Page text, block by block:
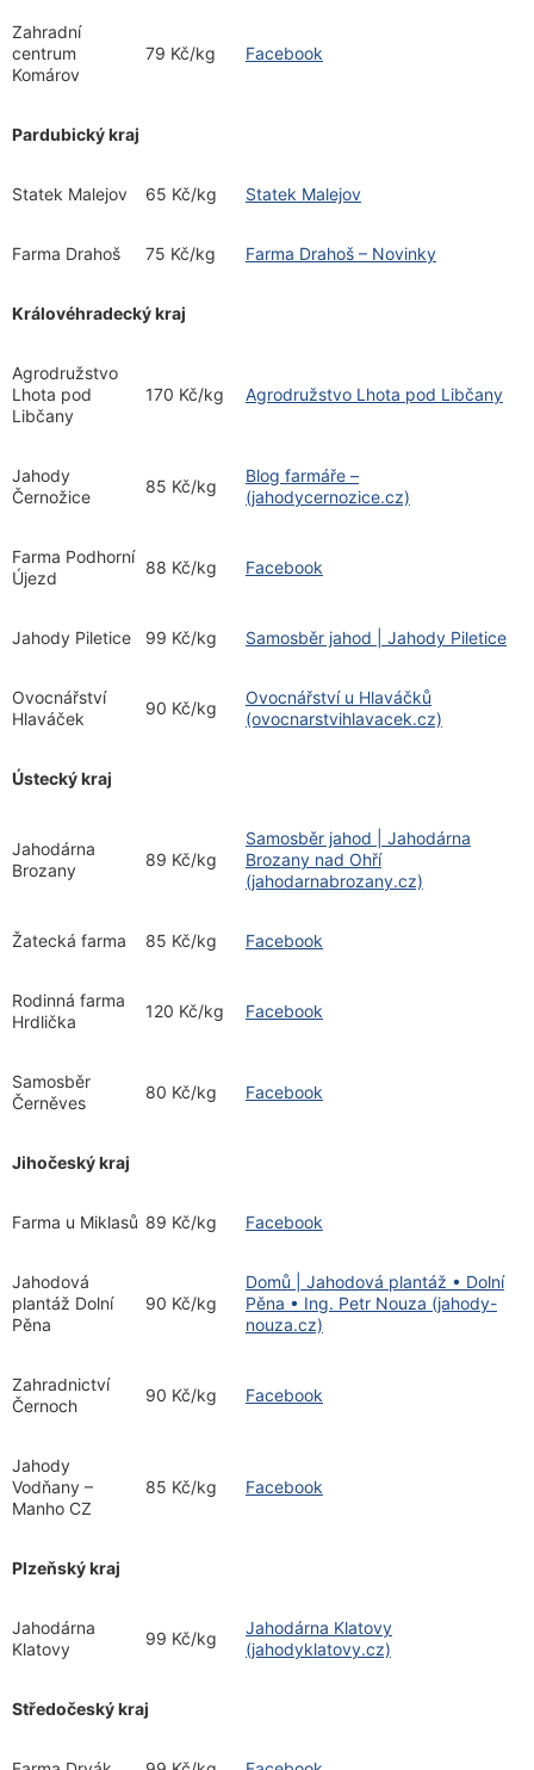
Zahradní
centrum
Komárov
79 Kč/kg Facebook
Pardubický kraj
Statek Malejov 65 Kč/kg Statek Malejov
Farma Drahoš 75 Kč/kg Farma Drahoš – Novinky
Královéhradecký kraj
Agrodružstvo
Lhota pod
Libčany
170 Kč/kg Agrodružstvo Lhota pod Libčany
Jahody
Černožice
85 Kč/kg
Blog farmáře –
(jahodycernozice.cz)
Farma Podhorní
Újezd
88 Kč/kg Facebook
Jahody Piletice 99 Kč/kg Samosběr jahod | Jahody Piletice
Ovocnářství
Hlaváček
90 Kč/kg
Ovocnářství u Hlaváčků
(ovocnarstvihlavacek.cz)
Ústecký kraj
Jahodárna
Brozany
89 Kč/kg
Samosběr jahod | Jahodárna
Brozany nad Ohří
(jahodarnabrozany.cz)
Žatecká farma 85 Kč/kg Facebook
Rodinná farma
Hrdlička
120 Kč/kg Facebook
Samosběr
Černěves
80 Kč/kg Facebook
Jihočeský kraj
Farma u Miklasů 89 Kč/kg Facebook
Jahodová
plantáž Dolní
Pěna
90 Kč/kg
Domů | Jahodová plantáž • Dolní
Pěna • Ing. Petr Nouza (jahody-
nouza.cz)
Zahradnictví
Černoch
90 Kč/kg Facebook
Jahody
Vodňany –
Manho CZ
85 Kč/kg Facebook
Plzeňský kraj
Jahodárna
Klatovy
99 Kč/kg
Jahodárna Klatovy
(jahodyklatovy.cz)
Středočeský kraj